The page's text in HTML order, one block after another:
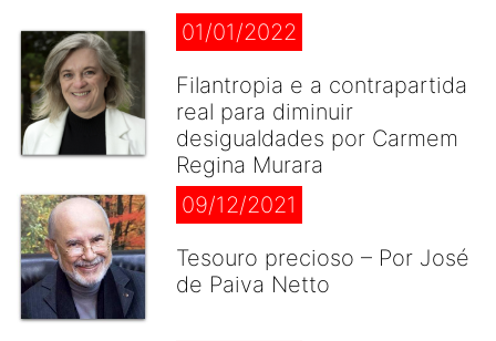
01/01/2022
Filantropia e a contrapartida
real para diminuir
desigualdades por Carmem
Regina Murara
09/12/2021
Tesouro precioso – Por José
de Paiva Netto